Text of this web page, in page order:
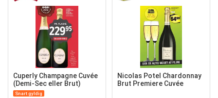
Cuperly Champagne Cuvée
(Demi-Sec eller Brut)
Snart gyldig
Nicolas Potel Chardonnay
Brut Premiere Cuvée